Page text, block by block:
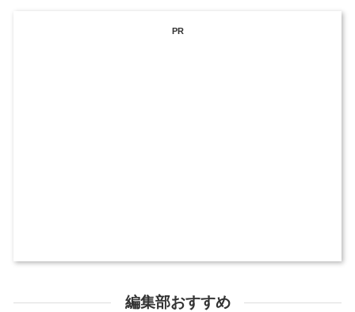
PR
編集部おすすめ